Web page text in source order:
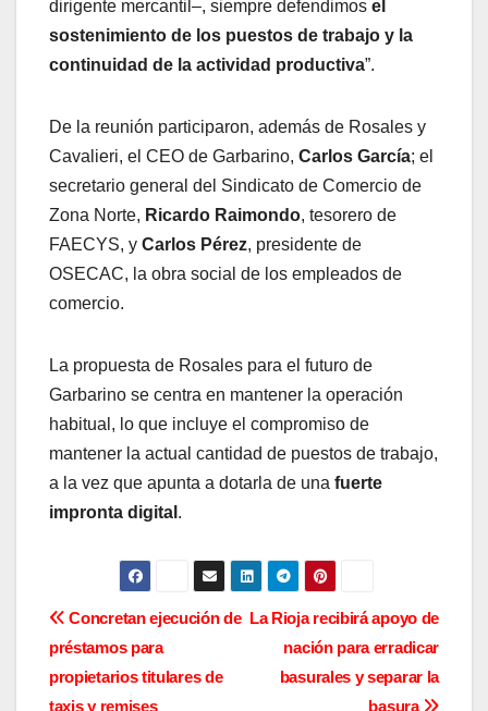
dirigente mercantil–, siempre defendimos el
sostenimiento de los puestos de trabajo y la
continuidad de la actividad productiva”.
De la reunión participaron, además de Rosales y
Cavalieri, el CEO de Garbarino, Carlos García; el
secretario general del Sindicato de Comercio de
Zona Norte, Ricardo Raimondo, tesorero de
FAECYS, y Carlos Pérez, presidente de
OSECAC, la obra social de los empleados de
comercio.
La propuesta de Rosales para el futuro de
Garbarino se centra en mantener la operación
habitual, lo que incluye el compromiso de
mantener la actual cantidad de puestos de trabajo,
a la vez que apunta a dotarla de una fuerte
impronta digital .
N
a
La Rioja recibirá apoyo de
nación para erradicar
basurales y separar la
basura
Concretan ejecución de
préstamos para
propietarios titulares de
taxis y remises